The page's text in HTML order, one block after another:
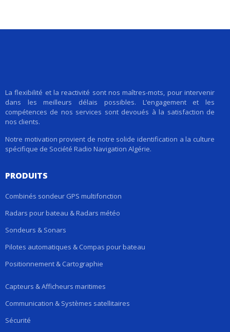
La flexibilité et la reactivité sont nos maîtres-mots, pour intervenir
dans les meilleurs délais possibles. L’engagement et les
compétences de nos services sont devoués à la satisfaction de
nos clients.
Notre motivation provient de notre solide identification a la culture
spécifique de Société Radio Navigation Algérie.
PRODUITS
Combinés sondeur GPS multifonction
Radars pour bateau & Radars météo
Sondeurs & Sonars
Pilotes automatiques & Compas pour bateau
Positionnement & Cartographie
Capteurs & Afficheurs maritimes
Communication & Systèmes satellitaires
Sécurité